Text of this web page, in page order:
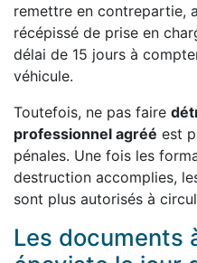
remettre en contrepartie,
récépissé de prise en
délai de 15 jours à
véhicule.
Toutefois, ne pas faire
professionnel agréé est
pénales. Une fois les
destruction accomplies,
sont plus autorisés à
Les documents